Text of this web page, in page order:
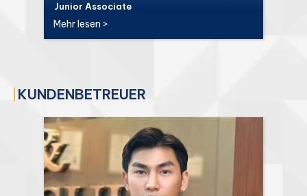
Junior Associate
Mehr lesen >
KUNDENBETREUER